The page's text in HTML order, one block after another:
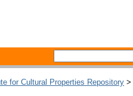
for Cultural Properties Repository >